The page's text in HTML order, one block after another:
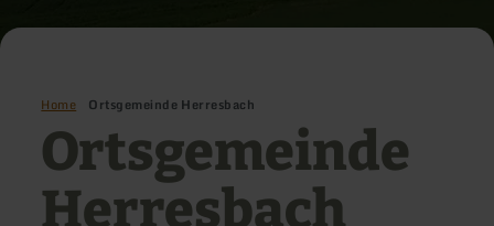
Home Ortsgemeinde Herresbach
Ortsgemeinde
Herresbach